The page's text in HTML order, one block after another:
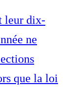
leur dix-
ne
que la loi